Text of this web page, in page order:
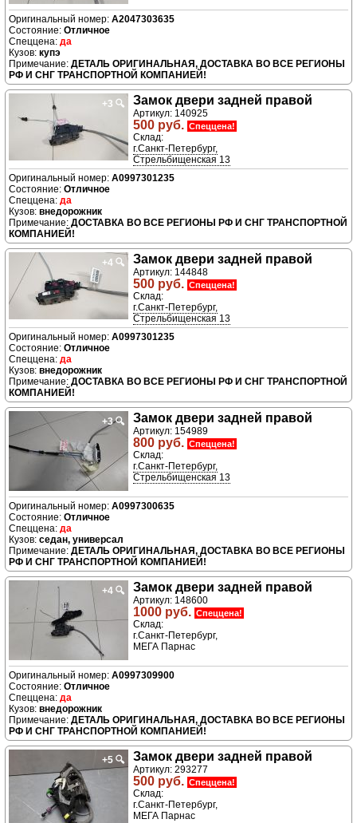
A2047303635
Отличное
да
купэ
ДЕТАЛЬ ОРИГИНАЛЬНАЯ, ДОСТАВКА ВО ВСЕ РЕГИОНЫ
РФ И СНГ ТРАНСПОРТНОЙ КОМПАНИЕЙ!
+3 🔍 Замок двери задней правой
Артикул: 140925
500 руб. Спеццена!
Склад:
г.Санкт-Петербург,
Стрельбищенская 13
A0997301235
Отличное
да
внедорожник
ДОСТАВКА ВО ВСЕ РЕГИОНЫ РФ И СНГ ТРАНСПОРТНОЙ
КОМПАНИЕЙ!
+4 🔍 Замок двери задней правой
Артикул: 144848
500 руб. Спеццена!
Склад:
г.Санкт-Петербург,
Стрельбищенская 13
A0997301235
Отличное
да
внедорожник
ДОСТАВКА ВО ВСЕ РЕГИОНЫ РФ И СНГ ТРАНСПОРТНОЙ
КОМПАНИЕЙ!
+3🔍 Замок двери задней правой
Артикул: 154989
800 руб. Спеццена!
Склад:
г.Санкт-Петербург,
Стрельбищенская 13
A0997300635
Отличное
да
седан, универсал
ДЕТАЛЬ ОРИГИНАЛЬНАЯ, ДОСТАВКА ВО ВСЕ РЕГИОНЫ
РФ И СНГ ТРАНСПОРТНОЙ КОМПАНИЕЙ!
+4 🔍 Замок двери задней правой
Артикул: 148600
1000 руб. Спеццена!
Склад:
г.Санкт-Петербург,
МЕГА Парнас
A0997309900
Отличное
да
внедорожник
ДЕТАЛЬ ОРИГИНАЛЬНАЯ, ДОСТАВКА ВО ВСЕ РЕГИОНЫ
РФ И СНГ ТРАНСПОРТНОЙ КОМПАНИЕЙ!
+5 🔍 Замок двери задней правой
Артикул: 293277
500 руб. Спеццена!
Склад:
г.Санкт-Петербург,
МЕГА Парнас